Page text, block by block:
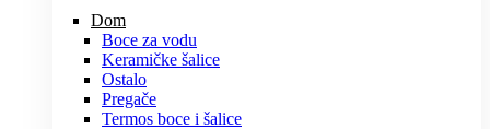
Dom
Boce za vodu
Keramičke šalice
Ostalo
Pregače
Termos boce i šalice